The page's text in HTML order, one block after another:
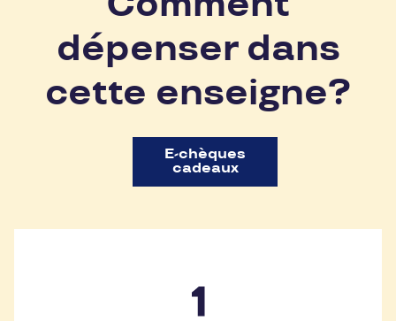
dépenser dans
cette enseigne?
E-chèques
cadeaux